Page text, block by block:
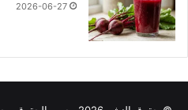
2026-06-27